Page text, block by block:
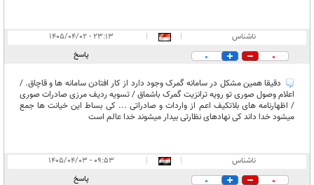
ناشناس |
|
۲۳:۱۳ - ۱۴۰۵/۰۴/۰۲
0
0 پاسخ
دقیقا همین مشکل در سامانه گمرک وجود دارد از کار افتادن سامانه ها و قاچاق. /
اعلام وصول صوری تو رویه ترانزیت گمرک باشماق / تسویه ردیف مرزی صادرات صوری
/ اظهارنامه های بلاتکیف اعم از واردات و صادراتی ... کی بساط این خیانت ها جمع
میشود خدا داند کی نهادهای نظارتی بیدار میشوند خدا عالم است
ناشناس |
|
۰۹:۵۳ - ۱۴۰۵/۰۴/۰۳
0
0 پاسخ